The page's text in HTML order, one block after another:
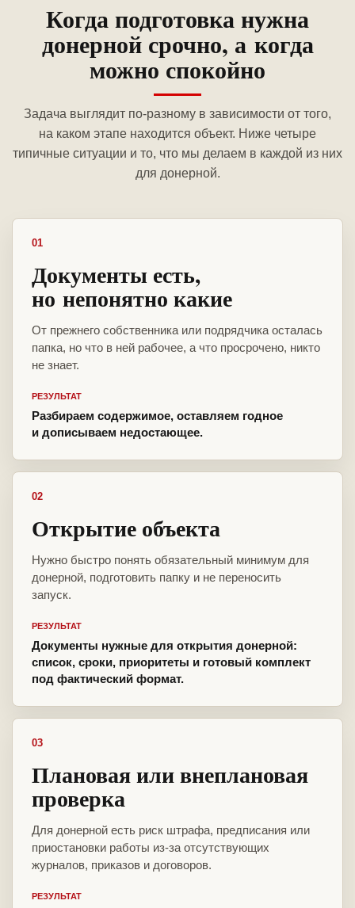
Когда подготовка нужна
донерной срочно, а когда
можно спокойно
Задача выглядит по-разному в зависимости от того,
на каком этапе находится объект. Ниже четыре
типичные ситуации и то, что мы делаем в каждой из них
для донерной.
01
Документы есть,
но непонятно какие
От прежнего собственника или подрядчика осталась
папка, но что в ней рабочее, а что просрочено, никто
не знает.
РЕЗУЛЬТАТ
Разбираем содержимое, оставляем годное
и дописываем недостающее.
02
Открытие объекта
Нужно быстро понять обязательный минимум для
донерной, подготовить папку и не переносить
запуск.
РЕЗУЛЬТАТ
Документы нужные для открытия донерной:
список, сроки, приоритеты и готовый комплект
под фактический формат.
03
Плановая или внеплановая
проверка
Для донерной есть риск штрафа, предписания или
приостановки работы из-за отсутствующих
журналов, приказов и договоров.
РЕЗУЛЬТАТ